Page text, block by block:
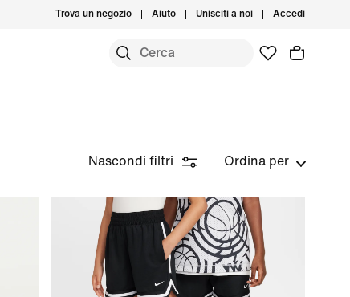
Trova un negozio Aiuto Unisciti a noi Accedi
Nascondi filtri Ordina per